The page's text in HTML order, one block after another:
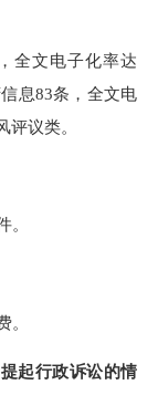
全文电子化率达
息83条，全文电
议类。
。
。
起行政诉讼的情